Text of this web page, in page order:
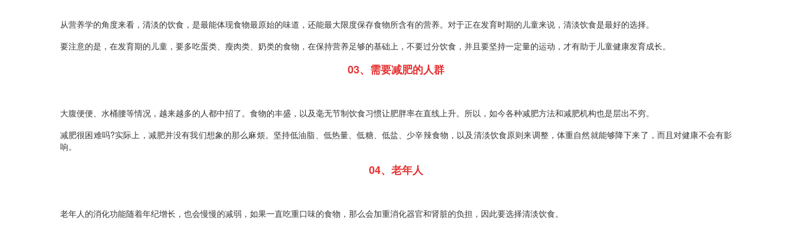
从营养学的角度来看，清淡的饮食，是最能体现食物最原始的味道，还能最大限度保存食物所含有的营养。对于正在发育时期的儿童来说，清淡饮食是最好的选择。
要注意的是，在发育期的儿童，要多吃蛋类、瘦肉类、奶类的食物，在保持营养足够的基础上，不要过分饮食，并且要坚持一定量的运动，才有助于儿童健康发育成长。
03、 需要减肥的人群
大腹便便、水桶腰等情况，越来越多的人都中招了。食物的丰盛，以及毫无节制饮食习惯让肥胖率在直线上升。所以，如今各种减肥方法和减肥机构也是层出不穷。
减肥很困难吗?实际上，减肥并没有我们想象的那么麻烦。坚持低油脂、低热量、低糖、低盐、少辛辣食物，以及清淡饮食原则来调整，体重自然就能够降下来了，而且对健康不会有影
响。
04、 老年人
老年人的消化功能随着年纪增长，也会慢慢的减弱，如果一直吃重口味的食物，那么会加重消化器官和肾脏的负担，因此要选择清淡饮食。